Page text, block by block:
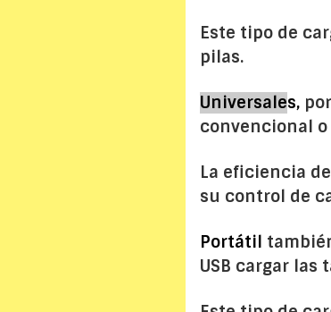
Este tipo de
pilas.
Universales,
convencional
La eficiencia
su control de
Portátil
USB cargar